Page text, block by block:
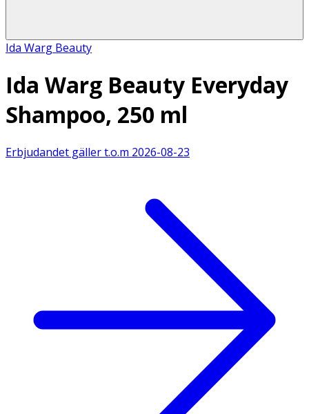
Ida Warg Beauty
Ida Warg Beauty Everyday
Shampoo, 250 ml
Erbjudandet gäller t.o.m 2026-08-23